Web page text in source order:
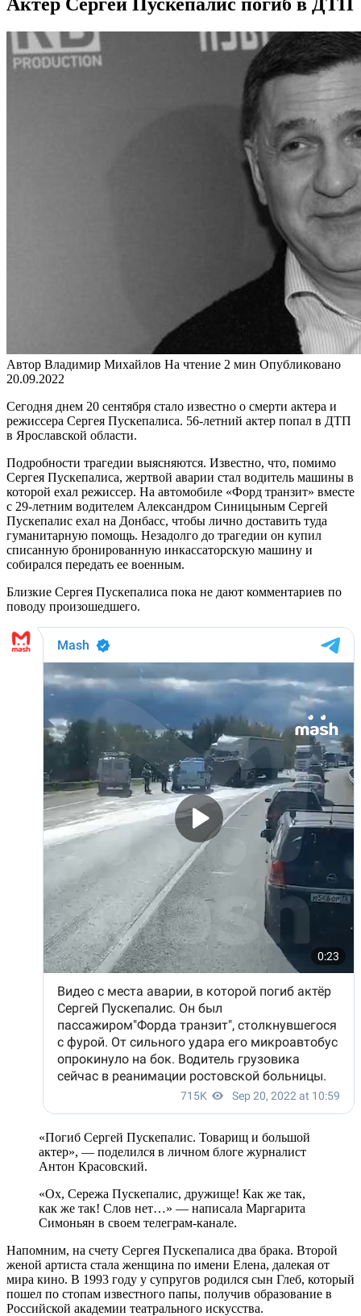
Автор Владимир Михайлов На чтение 2 мин Опубликовано
20.09.2022
Сегодня днем 20 сентября стало известно о смерти актера и
режиссера Сергея Пускепалиса. 56-летний актер попал в ДТП
в Ярославской области.
Подробности трагедии выясняются. Известно, что, помимо
Сергея Пускепалиса, жертвой аварии стал водитель машины в
которой ехал режиссер. На автомобиле «Форд транзит» вместе
с 29-летним водителем Александром Синицыным Сергей
Пускепалис ехал на Донбасс, чтобы лично доставить туда
гуманитарную помощь. Незадолго до трагедии он купил
списанную бронированную инкассаторскую машину и
собирался передать ее военным.
Близкие Сергея Пускепалиса пока не дают комментариев по
поводу произошедшего.
«Погиб Сергей Пускепалис. Товарищ и большой
актер», — поделился в личном блоге журналист
Антон Красовский.
«Ох, Сережа Пускепалис, дружище! Как же так,
как же так! Слов нет…» — написала Маргарита
Симоньян в своем телеграм-канале.
Напомним, на счету Сергея Пускепалиса два брака. Второй
женой артиста стала женщина по имени Елена, далекая от
мира кино. В 1993 году у супругов родился сын Глеб, который
пошел по стопам известного папы, получив образование в
Российской академии театрального искусства.